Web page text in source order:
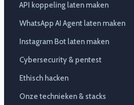
API koppeling laten maken
WhatsApp AI Agent laten maken
Instagram Bot laten maken
Cybersecurity & pentest
Ethisch hacken
Onze technieken & stacks